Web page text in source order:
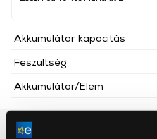
Akkumulátor kapacitás
Feszültség
Akkumulátor/Elem
Részletes ismertető